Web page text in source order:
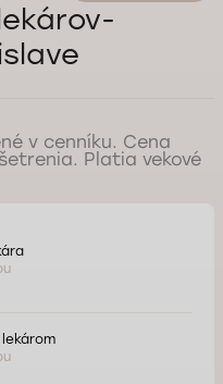
v cenníku. Cena
Platia vekové